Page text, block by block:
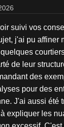
suivi vos
j'ai pu affiner
de leur
des
pour des
J'ai aussi été
expliquer les